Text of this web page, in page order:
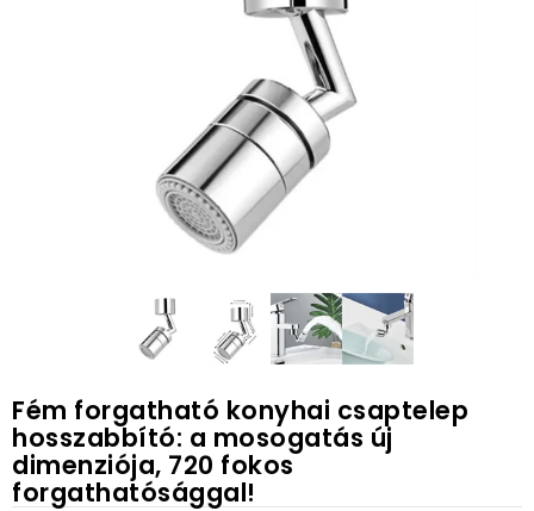
Fém forgatható konyhai csaptelep
hosszabbító: a mosogatás új
dimenziója, 720 fokos
forgathatósággal!